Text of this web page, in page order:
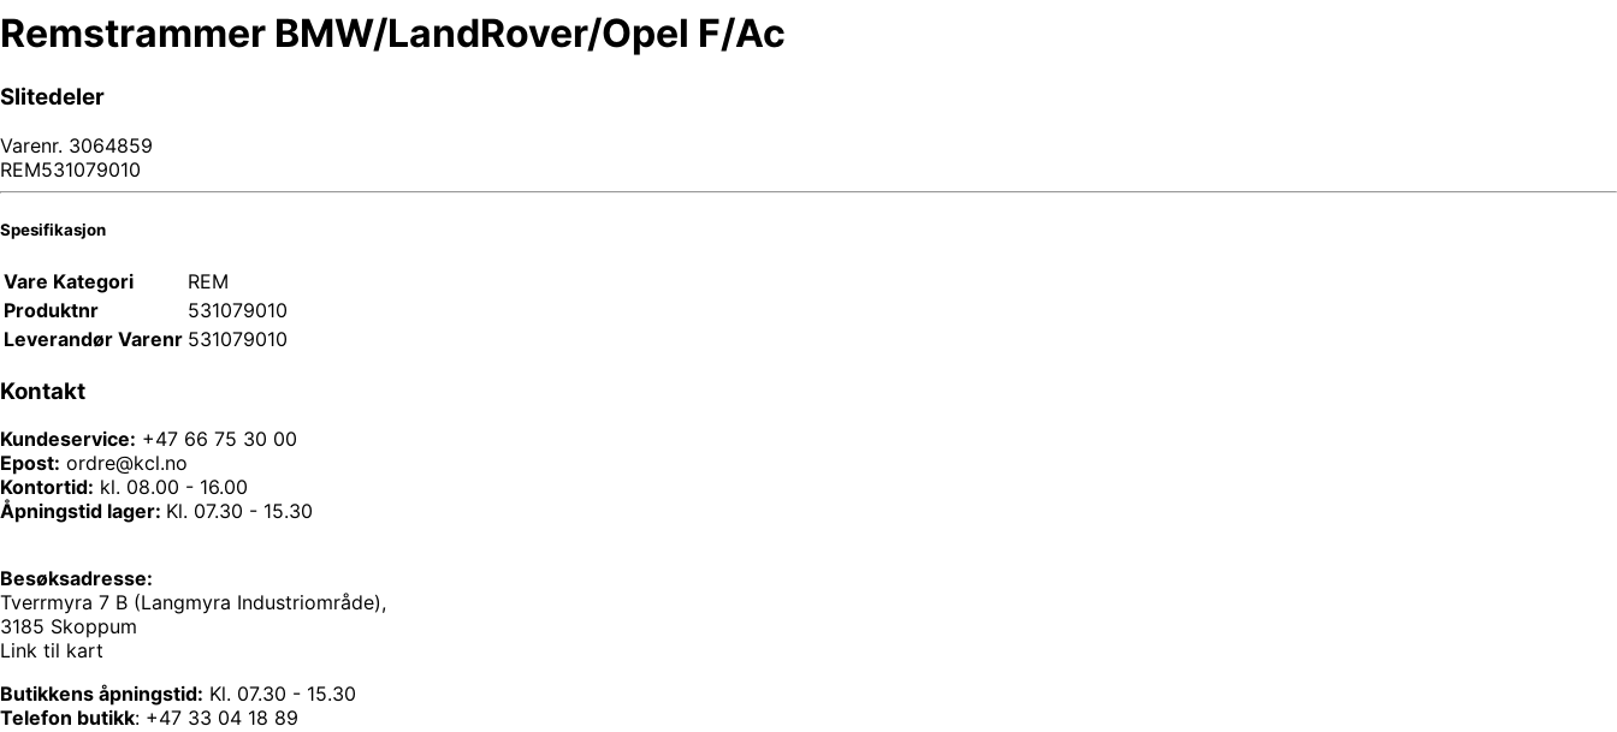
Remstrammer BMW/LandRover/Opel F/Ac
Slitedeler
Varenr. 3064859
REM531079010
Spesifikasjon
Vare Kategori
REM
Produktnr
531079010
Leverandør Varenr 531079010
Kontakt
Kundeservice: +47 66 75 30 00
Epost: ordre@kcl.no
Kontortid: kl. 08.00 - 16.00
Åpningstid lager: Kl. 07.30 - 15.30
Besøksadresse:
Tverrmyra 7 B (Langmyra Industriområde),
3185 Skoppum
Link til kart
Butikkens åpningstid: Kl. 07.30 - 15.30
Telefon butikk: +47 33 04 18 89